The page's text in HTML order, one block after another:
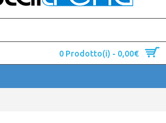
0 Prodotto(i) - 0,00€